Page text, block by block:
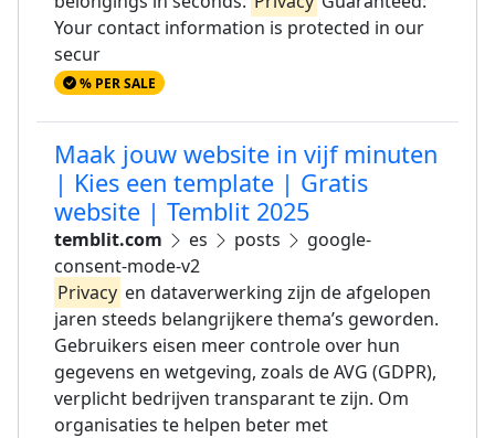
Your contact information is protected in our
secur
% PER SALE
Maak jouw website in vijf minuten
| Kies een template | Gratis
website | Temblit 2025
temblit.com es posts
google-
consent-mode-v2
Privacy en dataverwerking zijn de afgelopen
jaren steeds belangrijkere thema’s geworden.
Gebruikers eisen meer controle over hun
gegevens en wetgeving, zoals de AVG (GDPR),
verplicht bedrijven transparant te zijn. Om
organisaties te helpen beter met